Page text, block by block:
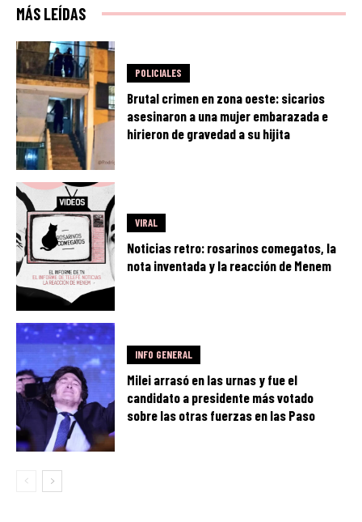
MÁS LEÍDAS
POLICIALES
Brutal crimen en zona oeste: sicarios
asesinaron a una mujer embarazada e
hirieron de gravedad a su hijita
VIRAL
Noticias retro: rosarinos comegatos, la
nota inventada y la reacción de Menem
INFO GENERAL
Milei arrasó en las urnas y fue el
candidato a presidente más votado
sobre las otras fuerzas en las Paso